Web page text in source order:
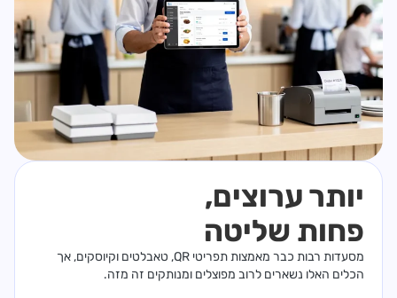
יותר ערוצים,
פחות שליטה
מסעדות רבות כבר מאמצות תפריטי QR, טאבלטים וקיוסקים, אך
הכלים האלו נשארים לרוב מפוצלים ומנותקים זה מזה.